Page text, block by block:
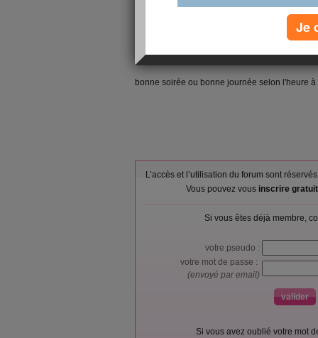
essentielle ( 2 cuillères à soupe d'huile
de lavande et 10 gouttes d'huile d'essentielle
voilà mes 3 moments de bonheurs de ces
bisous
bonne soirée ou bonne journée selon l'heure
L’accès et l’utilisation du forum sont
Vous pouvez vous inscrire
Si vous êtes déjà membre,
votre pseudo :
votre mot de passe :
(envoyé par email)
Si vous avez oublié votre mot
Je